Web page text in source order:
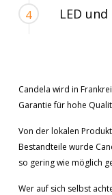
4 LED
Candela wird in
Garantie für hohe
Von der lokalen
Bestandteile wurde
so gering wie möglich
Wer auf sich selbst